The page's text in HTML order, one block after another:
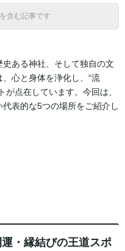
含む記事です
ある神社、そして独自の文
心と身体を浄化し、“流
点在しています。今回は、
表的な5つの場所をご紹介し
・縁結びの王道スポ